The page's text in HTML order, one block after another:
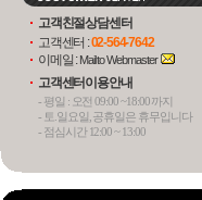
고객친절상담센터
고객센터 :02-564-7642
이메일 :Mail to Webmaster
고객센터이용안내
- 평일 : 오전 09:00 ~18:00 까지
- 토.일요일, 공휴일은 휴무입니다
- 점심시간 12:00 ~ 13:00